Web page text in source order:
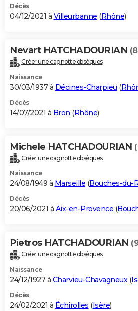
Décès
04/12/2021 à Villeurbanne (Rhône)
Nevart HATCHADOURIAN
Créer une cagnotte obsèques
Naissance
30/03/1937 à Décines-Charpieu (
Décès
14/07/2021 à Bron (Rhône)
Michele HATCHADOURIAN
Créer une cagnotte obsèques
Naissance
24/08/1949 à Marseille (Bouches-du-
Décès
20/06/2021 à Aix-en-Provence (
Pietros HATCHADOURIAN
Créer une cagnotte obsèques
Naissance
24/12/1927 à Charvieu-Chavagneux(
Décès
24/02/2021 à Échirolles (Isère)